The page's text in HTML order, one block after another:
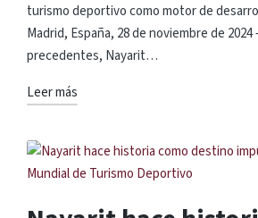
turismo deportivo como motor de
Madrid, España, 28 de noviembre de 2024
precedentes, Nayarit…
Leer más